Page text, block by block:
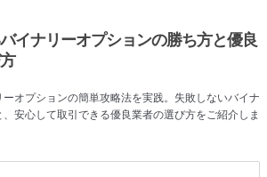
イナリーオプションの勝ち方と優良
オプションの簡単攻略法を実践。失敗しないバイナ
安心して取引できる優良業者の選び方をご紹介しま